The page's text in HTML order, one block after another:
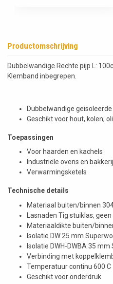
Productomschrijving
Dubbelwandige Rechte pijp L:
Klemband inbegrepen.
Dubbelwandige
Geschikt voor hout, kolen,
Toepassingen
Voor haarden en kachels
Industriële ovens en
Verwarmingsketels
Technische details
Materiaal buiten/binnen
Lasnaden Tig stuiklas, geen
Materiaaldikte buiten/
Isolatie DW 25 mm
Isolatie DWH-DWBA 35
Verbinding met
Temperatuur continu 600 C
Geschikt voor onderdruk